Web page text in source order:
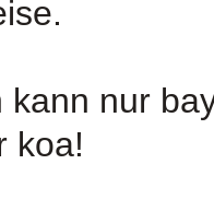
kann nur
koa!